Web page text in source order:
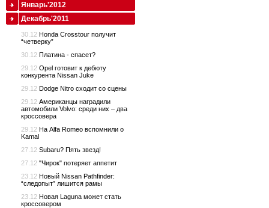
Январь'2012
Декабрь'2011
30.12 Honda Crosstour получит
“четверку”
30.12 Платина - спасет?
29.12 Opel готовит к дебюту
конкурента Nissan Juke
29.12 Dodge Nitro сходит со сцены
29.12 Американцы наградили
автомобили Volvo: среди них – два
кроссовера
29.12 На Alfa Romeo вспомнили о
Kamal
27.12 Subaru? Пять звезд!
27.12 "Чирок" потеряет аппетит
23.12 Новый Nissan Pathfinder:
“следопыт” лишится рамы
23.12 Новая Laguna может стать
кроссовером